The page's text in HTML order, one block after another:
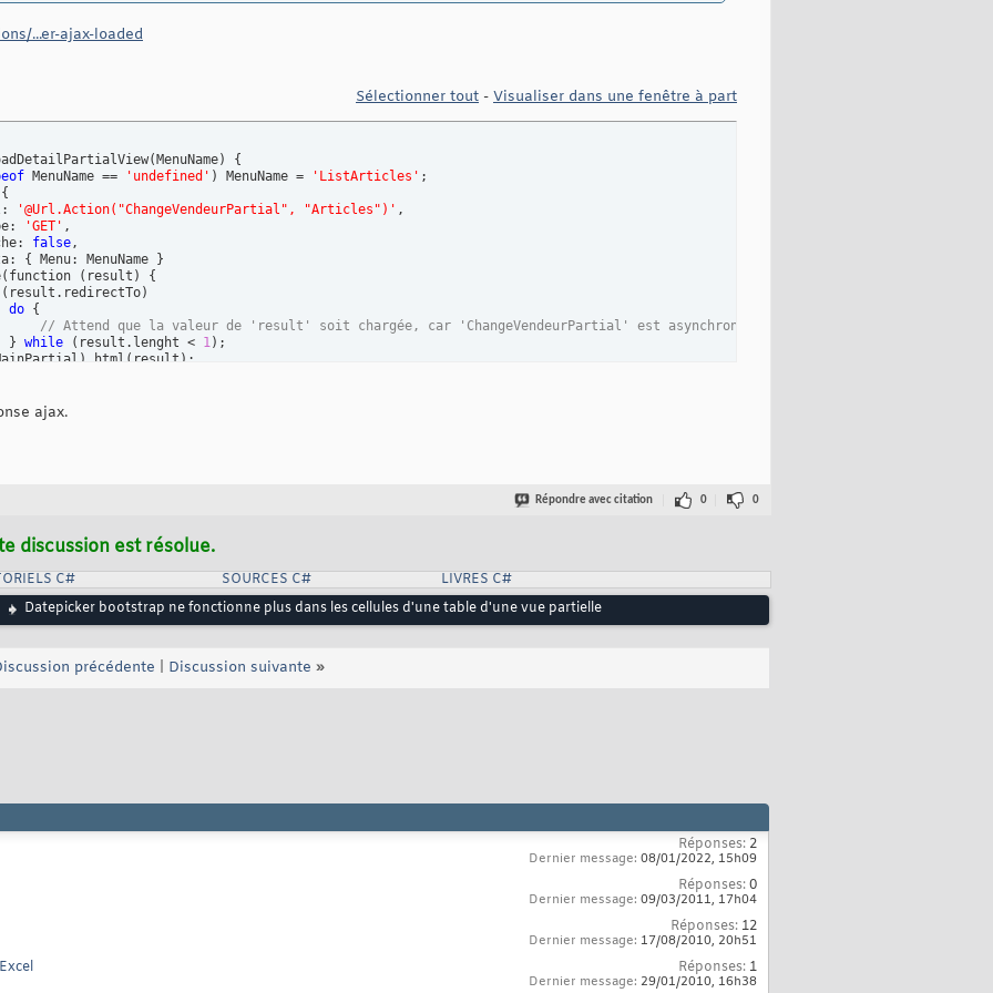
table">
table">
type="text" id="date" placeholder="Choisissez une date" style="cursor: pointer;" class="DatePick">
...er-ajax-loaded
Sélectionner tout - Visualiser dans une fenêtre à part
( MenuName)
{
MenuName == 'undefined' ) MenuName = 'ListArticles' ;
{
'@Url.Action("ChangeVendeurPartial", "Articles")' ,
'GET' ,
false,
{ Menu: MenuName
}
( function ( result )
{
( result.redirectTo)
do {
// Attend que la valeur de 'result' soit chargée, car 'ChangeVendeurPartial' est asynchrone.
} while ( result.lenght < 1) ;
) .html ( result ) ;
clearBtn:
ajax.
Répondre avec citation 0 0
discussion est résolue.
C# SOURCES C#
LIVRES C#
Datepicker bootstrap ne fonctionne plus dans les cellules d'une table d'une vue partielle
précédente Discussion suivante »
Réponses: 2
Dernier message: 08/01/2022, 15h09
Réponses:0
Dernier message: 09/03/2011, 17h04
Réponses: 12
Dernier message: 17/08/2010, 20h51
Réponses: 1
Dernier message: 29/01/2010, 16h38